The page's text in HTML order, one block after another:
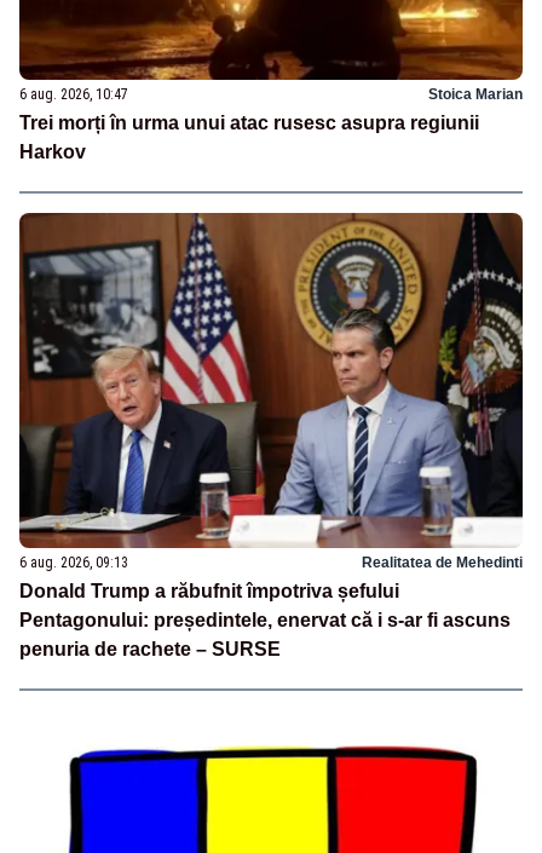
6 aug. 2026, 10:47 Stoica Marian
Trei morți în urma unui atac rusesc asupra regiunii
Harkov
6 aug. 2026, 09:13 Realitatea de Mehedinti
Donald Trump a răbufnit împotriva șefului
Pentagonului: președintele, enervat că i s-ar fi ascuns
penuria de rachete – SURSE